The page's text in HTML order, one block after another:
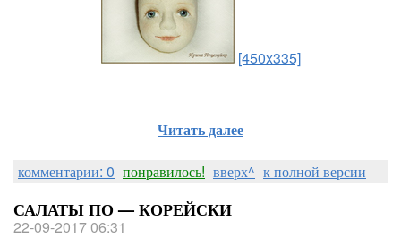
[450x335]
Читать далее
комментарии: 0 понравилось! вверх^ к полной версии
САЛАТЫ ПО — КОРЕЙСКИ
22-09-2017 06:31